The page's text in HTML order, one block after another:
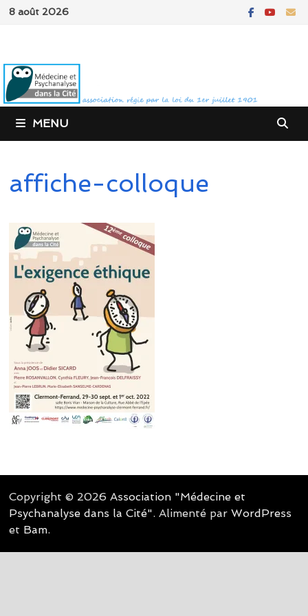
Passer
8 août 2026
MENU
affiche-colloque
Copyright © 2026 Association "Médecine et
Psychanalyse dans la Cité". Alimenté par WordPress
et Bam.